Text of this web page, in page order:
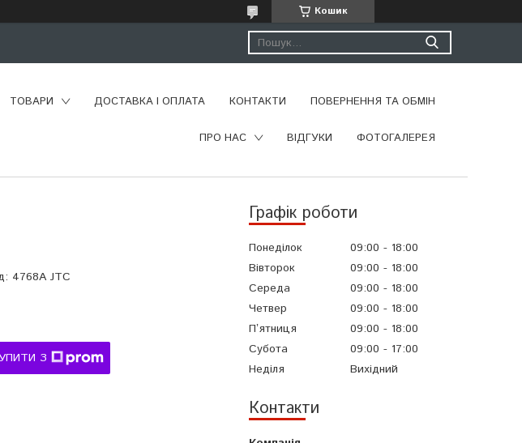
Кошик
ТОВАРИ ДОСТАВКА І ОПЛАТА КОНТАКТИ ПОВЕРНЕННЯ ТА ОБМІН
ПРО НАС ВІДГУКИ ФОТОГАЛЕРЕЯ
Графік роботи
Понеділок 09:00
18:00
Вівторок
09:00
18:00
Середа
09:00
18:00
Четвер
09:00
18:00
Пʼятниця
09:00
18:00
Субота
09:00
17:00
Неділя
Вихідний
Контакти
4768A JTC
З